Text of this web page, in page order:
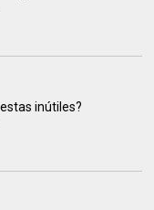
inútiles?